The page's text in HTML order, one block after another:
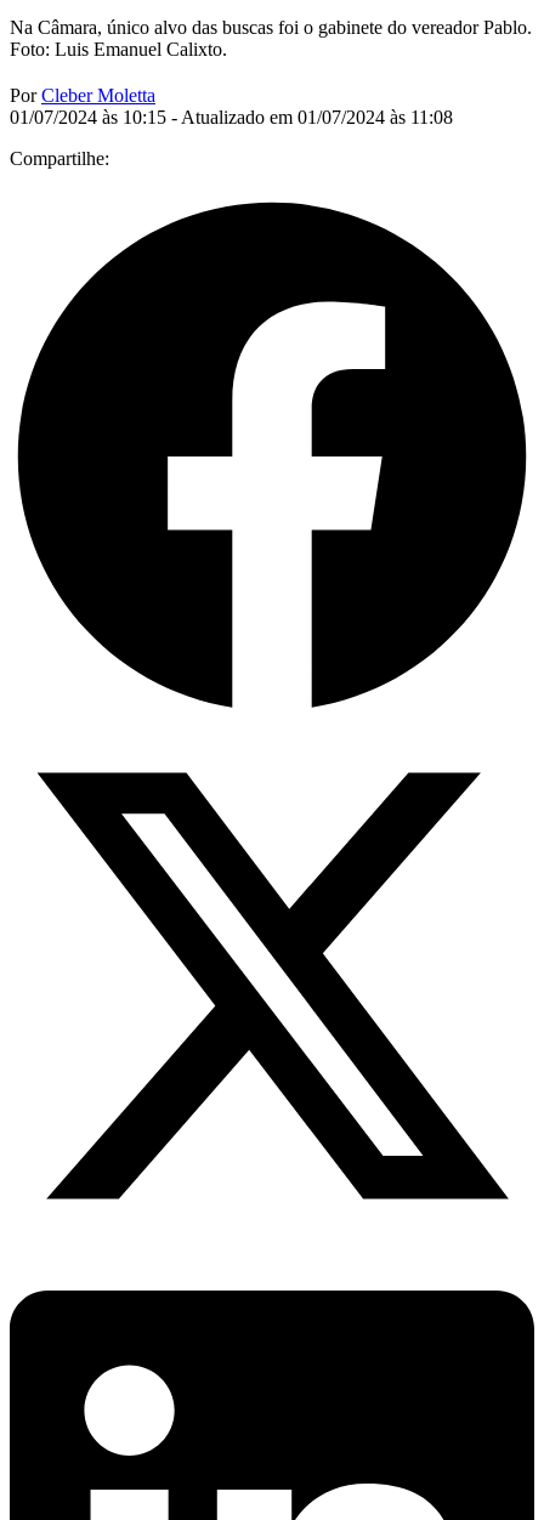
Na Câmara, único alvo das buscas foi o gabinete do vereador Pablo.
Foto: Luis Emanuel Calixto.
PorCleber Moletta
01/07/2024 às 10:15 - Atualizado em 01/07/2024 às 11:08
Compartilhe: